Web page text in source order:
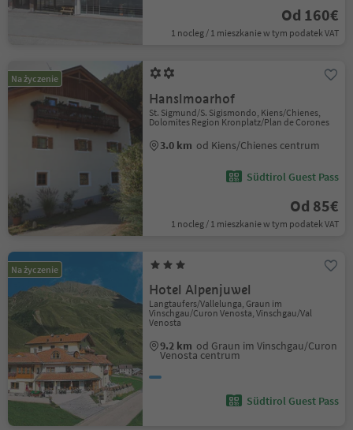
Od 160€
1 nocleg / 1 mieszkanie w tym podatek VAT
Na życzenie
Hanslmoarhof
St. Sigmund/S. Sigismondo, Kiens/Chienes,
Dolomites Region Kronplatz/Plan de Corones
3.0 km od Kiens/Chienes centrum
Südtirol Guest Pass
Od 85€
1 nocleg / 1 mieszkanie w tym podatek VAT
Na życzenie
Hotel Alpenjuwel
Langtaufers/Vallelunga, Graun im
Vinschgau/Curon Venosta, Vinschgau/Val
Venosta
9.2 km od Graun im Vinschgau/Curon
Venosta centrum
Südtirol Guest Pass